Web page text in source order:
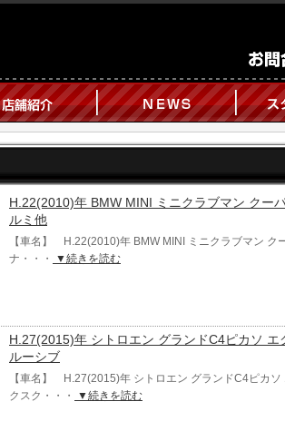
H.22(2010)年 BMW MINI ミニクラブマン クー
ルミ他
【車名】 H.22(2010)年 BMW MINI ミニクラブマン ク
ナ・・・
▼続きを読む
H.27(2015)年 シトロエン グランドC4ピカソ
ルーシブ
【車名】 H.27(2015)年 シトロエン グランドC4ピカソ
クスク・・・
▼続きを読む